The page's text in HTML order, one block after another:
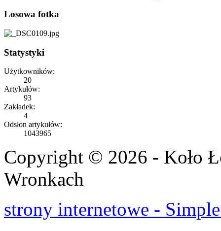
Losowa fotka
Statystyki
Użytkowników:
20
Artykułów:
93
Zakładek:
4
Odsłon artykułów:
1043965
Copyright © 2026 - Koło
Wronkach
strony internetowe -